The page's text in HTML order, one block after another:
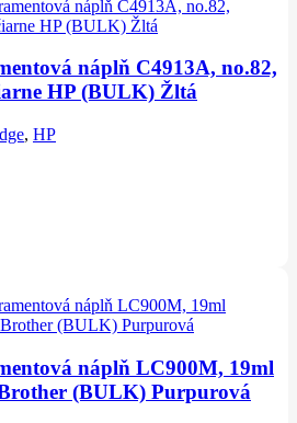
náplň C4913A, no.82,
HP (BULK) Žltá
, HP
náplň LC900M, 19ml
(BULK) Purpurová